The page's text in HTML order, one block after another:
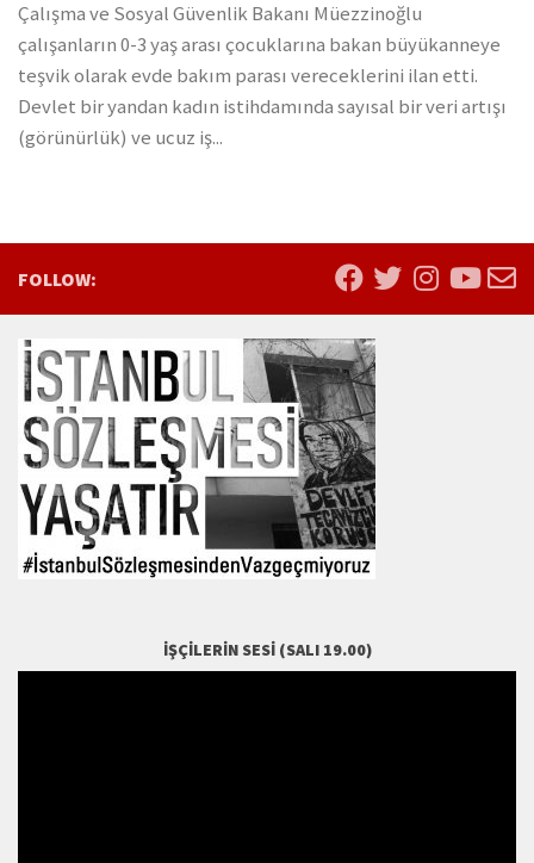
Çalışma ve Sosyal Güvenlik Bakanı Müezzinoğlu
çalışanların 0-3 yaş arası çocuklarına bakan büyükanneye
teşvik olarak evde bakım parası vereceklerini ilan etti.
Devlet bir yandan kadın istihdamında sayısal bir veri artışı
(görünürlük) ve ucuz iş...
FOLLOW:
İŞÇILERIN SESI (SALI 19.00)